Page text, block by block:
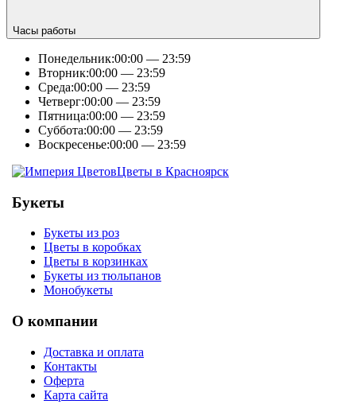
Часы работы
Понедельник:00:00 — 23:59
Вторник:00:00 — 23:59
Среда:00:00 — 23:59
Четверг:00:00 — 23:59
Пятница:00:00 — 23:59
Суббота:00:00 — 23:59
Воскресенье:00:00 — 23:59
Цветы в Красноярск
Букеты
Букеты из роз
Цветы в коробках
Цветы в корзинках
Букеты из тюльпанов
Монобукеты
О компании
Доставка и оплата
Контакты
Оферта
Карта сайта